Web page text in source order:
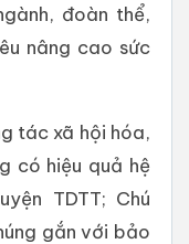
đoàn thể,
nâng cao sức
tác xã hội hóa,
có hiệu quả hệ
TDTT; Chú
gắn với bảo